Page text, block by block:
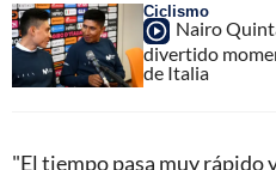
Ciclismo
Nairo
divertido
de Italia
"El tiempo pasa muy rápido